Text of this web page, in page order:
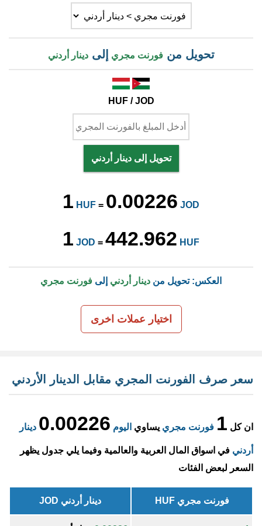
تحويل منفورنت مجري إلىدينار أردني
HUF / JOD
تحويل إلى دينار أردني
1 HUF = 0.00226 JOD
1 JOD = 442.962 HUF
العكس: تحويل من دينار أردني إلى فورنت مجري
اختيار عملات اخرى
سعر صرف الفورنت المجري مقابل الدينار الأردني
ان كل 1 فورنت مجري يساوي اليوم 0.00226 دينار
أردني في اسواق المال العربية والعالمية وفيما يلي جدول يظهر
السعر لبعض الفئات
فورنت مجري HUF دينار أردني JOD